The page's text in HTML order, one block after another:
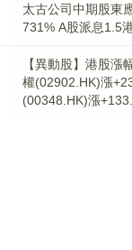
太古公司中期股東
731% A股派息1.5
【異動股】港股漲
權(02902.HK)漲
(00348.HK)漲